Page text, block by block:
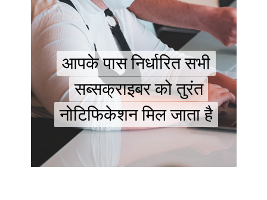
आपके पास निर्धारित सभी
सब्सक्राइबर को तुरंत
नोटिफिकेशन मिल जाता है
आपके पास निर्धारित सभी
सब्सक्राइबर को तुरंत
नोटिफिकेशन मिल जाता है